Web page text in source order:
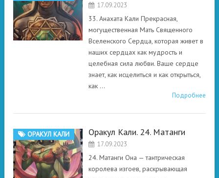
17.09.2023
33. Анахата Кали Прекрасная,
могущественная Мать Священного
Вселенского Сердца, которая живет в
наших сердцах как мудрость и
целебная сила любви. Ваше сердце
знает, как исцелиться и как открыться,
как …
Подробнее
ОРАКУЛ КАЛИ Оракул Кали. 24. Матанги
17.09.2023
24. Матанги Она — тантрическая
королева изгоев, раскрывающая